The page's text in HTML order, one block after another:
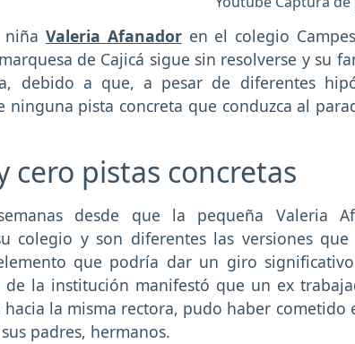
niña Valeria Afanadoren el colegio
de Cajicá sigue sin resolverse y su
debido a que, a pesar de diferentes
ninguna pista concreta que conduzca al
cero pistas concretas
desde que la pequeña Valeria
colegio y son diferentes las versiones que
que podría dar un giro
la institución manifestó que un ex
la misma rectora, pudo haber cometido
padres, hermanos.